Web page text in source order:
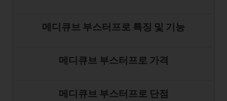
메디큐브 부스터프로 특징 및 기능
메디큐브 부스터프로 가격
메디큐브 부스터프로 단점